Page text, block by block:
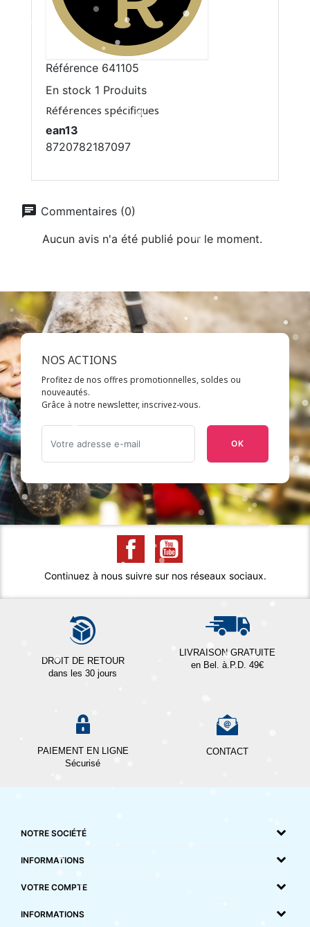
Référence 641105
En stock 1 Produits
Références spécifiques
ean13
8720782187097
chat Commentaires (0)
Aucun avis n'a été publié pour le moment.
NOS ACTIONS
Profitez de nos offres promotionnelles, soldes ou
nouveautés.
Grâce à notre newsletter, inscrivez-vous.
OK
Continuez à nous suivre sur nos réseaux sociaux.
DROIT DE RETOUR
dans les 30 jours
LIVRAISON GRATUITE
en Bel. à.P.D. 49€
PAIEMENT EN LIGNE
Sécurisé
CONTACT
NOTRE SOCIÉTÉ
INFORMATIONS
VOTRE COMPTE
INFORMATIONS